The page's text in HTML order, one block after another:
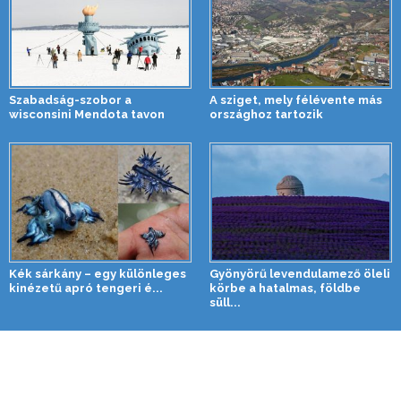
Szabadság-szobor a
wisconsini Mendota tavon
A sziget, mely félévente más
országhoz tartozik
Kék sárkány – egy különleges
kinézetű apró tengeri é...
Gyönyörű levendulamező öleli
körbe a hatalmas, földbe
süll...